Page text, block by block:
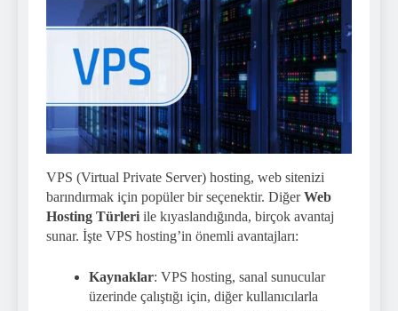
VPS (Virtual Private Server) hosting, web sitenizi
barındırmak için popüler bir seçenektir. DiğerWeb
Hosting Türleri ile kıyaslandığında, birçok avantaj
sunar. İşte VPS hosting’in önemli avantajları:
Kaynaklar: VPS hosting, sanal sunucular
üzerinde çalıştığı için, diğer kullanıcılarla